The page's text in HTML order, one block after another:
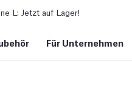
L: Jetzt auf Lager!
Für Unternehmen